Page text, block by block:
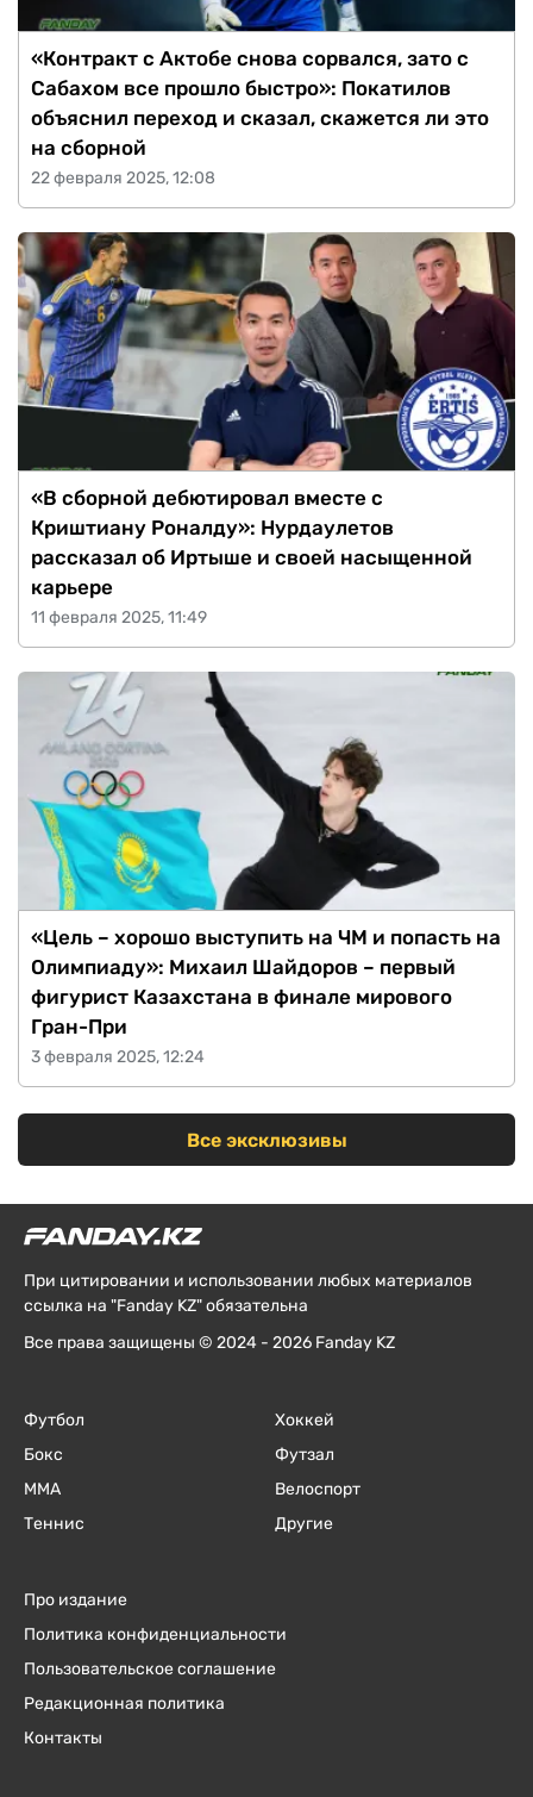
22 февраля 2025, 12:08
«Контракт с Актобе снова сорвался, зато с
Сабахом все прошло быстро»: Покатилов
объяснил переход и сказал, скажется ли это
на сборной
11 февраля 2025, 11:49
«В сборной дебютировал вместе с
Криштиану Роналду»: Нурдаулетов
рассказал об Иртыше и своей насыщенной
карьере
3 февраля 2025, 12:24
«Цель – хорошо выступить на ЧМ и попасть на
Олимпиаду»: Михаил Шайдоров – первый
фигурист Казахстана в финале мирового
Гран-При
Все эксклюзивы
При цитировании и использовании любых материалов
ссылка на "Fanday KZ" обязательна
Все права защищены © 2024 - 2026 Fanday KZ
Футбол
Бокс
ММА
Теннис
Хоккей
Футзал
Велоспорт
Другие
Про издание
Политика конфиденциальности
Пользовательское соглашение
Редакционная политика
Контакты